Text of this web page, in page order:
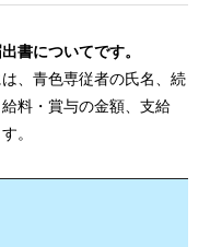
書についてです。
、青色専従者の氏名、続
料・賞与の金額、支給
。